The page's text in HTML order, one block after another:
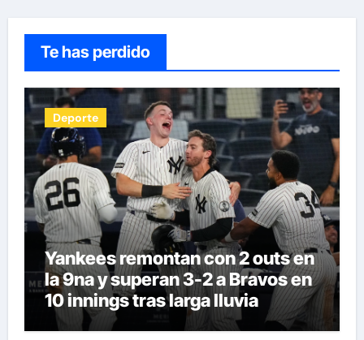
Te has perdido
Deporte
Yankees remontan con 2 outs en
la 9na y superan 3-2 a Bravos en
10 innings tras larga lluvia